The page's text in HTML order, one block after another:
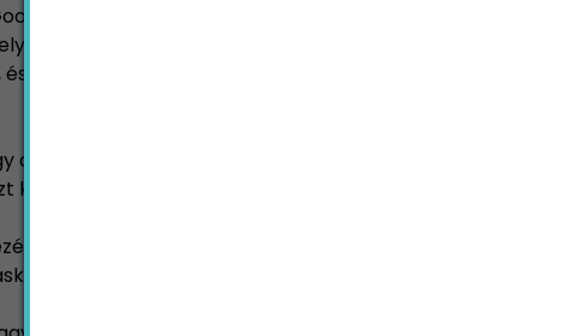
algoritmusa afféle hivatkozásokként kezeli, amikor egy
tartalmában. Mint tudjuk, a hivatkozások fontos
sok
amikor egy webhely elhelyez egy másik domainre mutató
interaktív linkké, akkor a Google valószínűleg azt
is, miszerint, ha egy webhely csak megemlíti egy másik
kezeli majd – ezt értjük „márkaemlítések” alatt.